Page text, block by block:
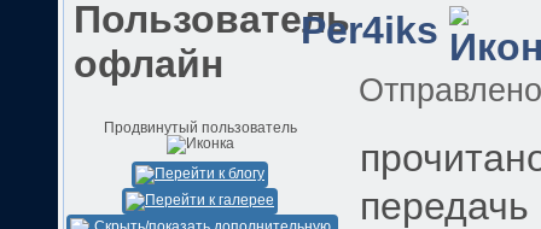
Per4iks
Продвинутый пользователь